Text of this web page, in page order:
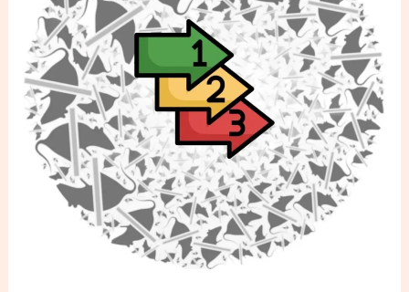
d’un
Processus
de
Dératisation
Professionnel